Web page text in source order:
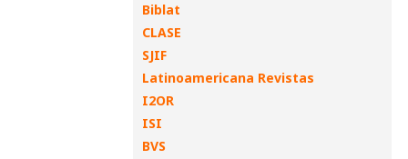
Biblat
CLASE
SJIF
Latinoamericana Revistas
I2OR
ISI
BVS